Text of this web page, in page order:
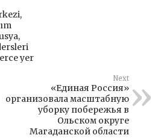
yer
Next
«Единая Россия»
организовала масштабную
уборку побережья в
Ольском округе
Магаданской области